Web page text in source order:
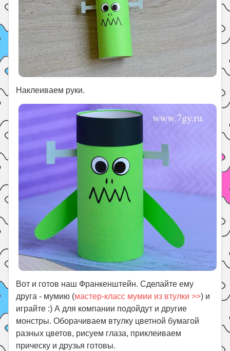
Наклеиваем руки.
Вот и готов наш Франкенштейн. Сделайте ему
друга - мумию (мастер-класс мумии из втулки >>) и
играйте :) А для компании подойдут и другие
монстры. Оборачиваем втулку цветной бумагой
разных цветов, рисуем глаза, приклеиваем
прическу и друзья готовы.